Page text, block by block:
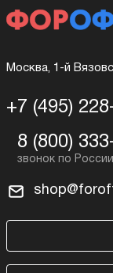
Москва, 1-й
+7 (495)
8 (800)